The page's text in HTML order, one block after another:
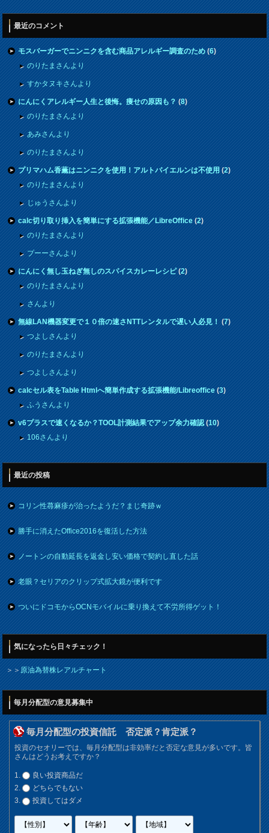
最近のコメント
モスバーガーでニンニクを含む商品アレルギー調査のため(6)
のりたまさんより
すかタヌキさんより
にんにくアレルギー人生と後悔。痩せの原因も？(8)
のりたまさんより
あみさんより
のりたまさんより
プリマハム香薫はニンニクを使用！アルトバイエルンは不使用(2)
のりたまさんより
じゅうさんより
calc切り取り挿入を簡単にする拡張機能／LibreOffice(2)
のりたまさんより
プーーさんより
にんにく無し玉ねぎ無しのスパイスカレーレシピ(2)
のりたまさんより
さんより
無線LAN機器変更で１０倍の速さNTTレンタルで遅い人必見！(7)
つよしさんより
のりたまさんより
つよしさんより
calcセル表をTable Htmlへ簡単作成する拡張機能/Libreoffice(3)
ふうさんより
v6プラスで速くなるか？TOOL計測結果でアップ余力確認(10)
106さんより
最近の投稿
コリン性蕁麻疹が治ったようだ？まじ奇跡ｗ
勝手に消えたOffice2016を復活した方法
ノートンの自動延長を返金し安い価格で契約し直した話
老眼？セリアのクリップ式拡大鏡が便利です
ついにドコモからOCNモバイルに乗り換えて不労所得ゲット！
気になったら日々チェック！
＞＞原油為替株レアルチャート
毎月分配型の意見募集中
毎月分配型の投資信託 否定派？肯定派？
投資のセオリーでは、毎月分配型は非効率だと否定な意見が多いです。皆
さんはどうお考えですか？
良い投資商品だ
どちらでもない
投資してはダメ